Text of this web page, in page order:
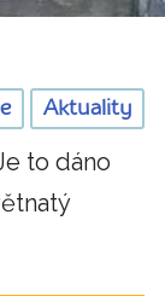
Aktuality
to dáno